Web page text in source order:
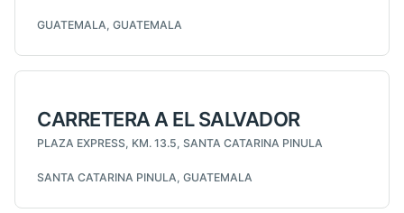
GUATEMALA, GUATEMALA
CARRETERA A EL SALVADOR
PLAZA EXPRESS, KM. 13.5, SANTA CATARINA PINULA
SANTA CATARINA PINULA, GUATEMALA